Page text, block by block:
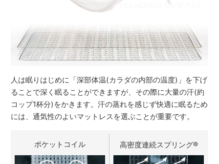
人は眠りはじめに「深部体温(カラダの内部の温度)」を下げ
ることで深く眠ることができますが、その際に大量の汗(約
コップ1杯分)をかきます。汗の蒸れを感じず快適に眠るため
には、通気性のよいマットレスを選ぶことが重要です。
ポケットコイル 高密度連続スプリング®